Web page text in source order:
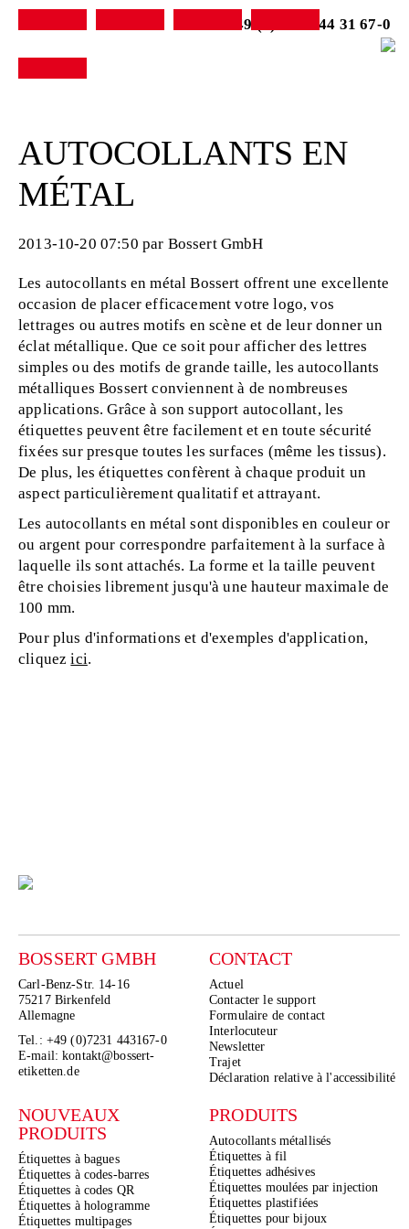
+49 (0) 7231-44 31 67-0
AUTOCOLLANTS EN
MÉTAL
2013-10-20 07:50 par Bossert GmbH
Les autocollants en métal Bossert offrent une excellente
occasion de placer efficacement votre logo, vos
lettrages ou autres motifs en scène et de leur donner un
éclat métallique. Que ce soit pour afficher des lettres
simples ou des motifs de grande taille, les autocollants
métalliques Bossert conviennent à de nombreuses
applications. Grâce à son support autocollant, les
étiquettes peuvent être facilement et en toute sécurité
fixées sur presque toutes les surfaces (même les tissus).
De plus, les étiquettes confèrent à chaque produit un
aspect particulièrement qualitatif et attrayant.
Les autocollants en métal sont disponibles en couleur or
ou argent pour correspondre parfaitement à la surface à
laquelle ils sont attachés. La forme et la taille peuvent
être choisies librement jusqu'à une hauteur maximale de
100 mm.
Pour plus d'informations et d'exemples d'application,
cliquezici.
BOSSERT GMBH
Carl-Benz-Str. 14-16
75217 Birkenfeld
Allemagne
Tel.: +49 (0)7231 443167-0
E-mail: kontakt@bossert-
etiketten.de
CONTACT
Actuel
Contacter le support
Formulaire de contact
Interlocuteur
Newsletter
Trajet
Déclaration relative à l'accessibilité
NOUVEAUX
PRODUITS
Étiquettes à bagues
Étiquettes à codes-barres
Étiquettes à codes QR
Étiquettes à hologramme
Étiquettes multipages
PRODUITS
Autocollants métallisés
Étiquettes à fil
Étiquettes adhésives
Étiquettes moulées par injection
Étiquettes plastifiées
Étiquettes pour bijoux